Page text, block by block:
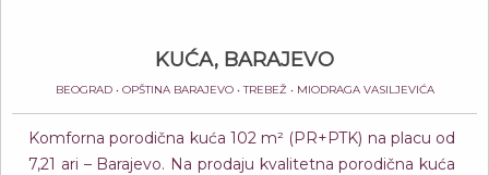
KUĆA, BARAJEVO
BEOGRAD • OPŠTINA BARAJEVO • TREBEŽ • MIODRAGA VASILJEVIĆA
Komforna porodična kuća 102 m² (PR+PTK) na placu od
7,21 ari – Barajevo. Na prodaju kvalitetna porodična kuća